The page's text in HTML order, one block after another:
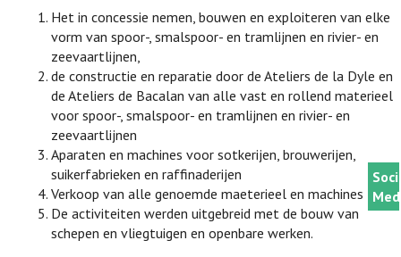
Het in concessie nemen, bouwen en exploiteren van elke
vorm van spoor-, smalspoor- en tramlijnen en rivier- en
zeevaartlijnen,
de constructie en reparatie door de Ateliers de la Dyle en
de Ateliers de Bacalan van alle vast en rollend materieel
voor spoor-, smalspoor- en tramlijnen en rivier- en
zeevaartlijnen
Aparaten en machines voor sotkerijen, brouwerijen,
suikerfabrieken en raffinaderijen
Verkoop van alle genoemde maeterieel en machines
De activiteiten werden uitgebreid met de bouw van
schepen en vliegtuigen en openbare werken.